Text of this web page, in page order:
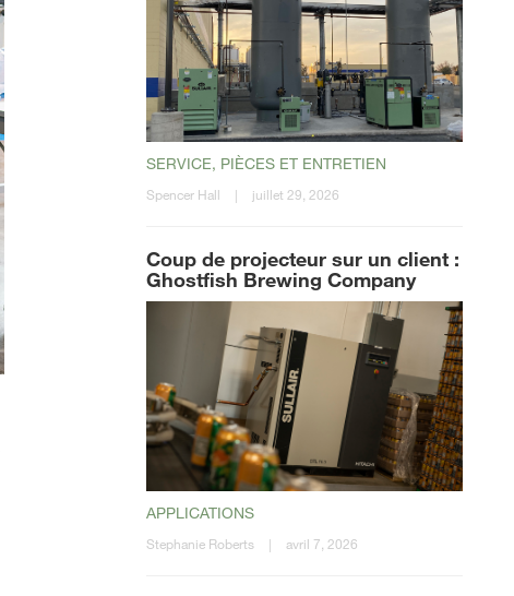
SERVICE, PIÈCES ET ENTRETIEN
Spencer Hall | juillet 29, 2026
Coup de projecteur sur un client :
Ghostfish Brewing Company
APPLICATIONS
Stephanie Roberts | avril 7, 2026